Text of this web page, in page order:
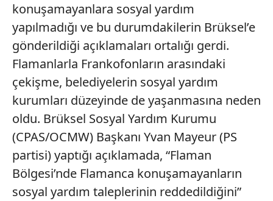
konuşamayanlara sosyal yardım
yapılmadığı ve bu durumdakilerin Brüksel’e
gönderildiği açıklamaları ortalığı gerdi.
Flamanlarla Frankofonların arasındaki
çekişme, belediyelerin sosyal yardım
kurumları düzeyinde de yaşanmasına neden
oldu. Brüksel Sosyal Yardım Kurumu
(CPAS/OCMW) Başkanı Yvan Mayeur (PS
partisi) yaptığı açıklamada, “Flaman
Bölgesi’nde Flamanca konuşamayanların
sosyal yardım taleplerinin reddedildiğini”